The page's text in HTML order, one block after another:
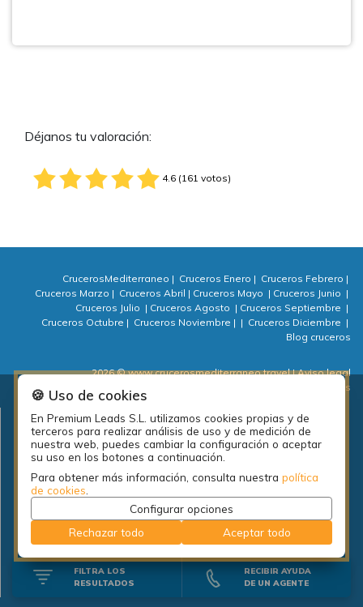
FILTRA LOS
RESULTADOS
RECIBIR AYUDA
DE UN AGENTE
Déjanos tu valoración:
4.6 (161 votos)
CrucerosMediterraneo | Cruceros Enero | Cruceros Febrero |
Cruceros Marzo | Cruceros Abril | Cruceros Mayo | Cruceros Junio |
Cruceros Julio | Cruceros Agosto | Cruceros Septiembre |
Cruceros Octubre | Cruceros Noviembre | | Cruceros Diciembre |
Blog cruceros
2026 © www.crucerosmediterraneo.travel | Aviso legal
| Política de privacidad
| ⚙ Cookies
Plan de empleo local de la diputación de A Coruña: PEL Emprende
actividades 2018.
🍪 Uso de cookies
En Premium Leads S.L. utilizamos cookies propias y de
terceros para realizar análisis de uso y de medición de
nuestra web, puedes cambiar la configuración o aceptar
su uso en los botones a continuación.
Para obtener más información, consulta nuestrapolítica
de cookies
Configurar opciones
Rechazar todo
Aceptar todo